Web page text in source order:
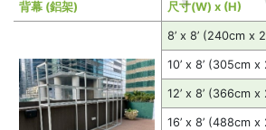
背幕 (鋁架) 尺寸(W) x (H)
8’ x 8’ (240cm x
10’ x 8’ (305cm
12’ x 8’ (366cm
16’ x 8’ (488cm